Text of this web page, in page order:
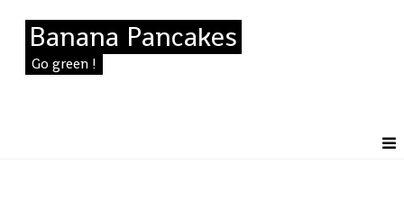
Banana Pancakes
Go green !